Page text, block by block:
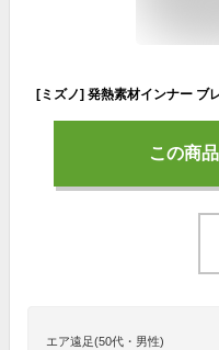
この商
エア遠足(50代・男性)